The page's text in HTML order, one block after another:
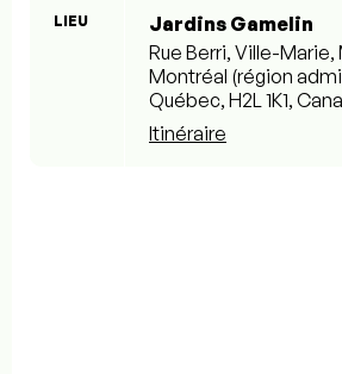
LIEU
Jardins Gamelin
Rue Berri, Ville-Marie,
Montréal (région
Québec, H2L 1K1,
Itinéraire